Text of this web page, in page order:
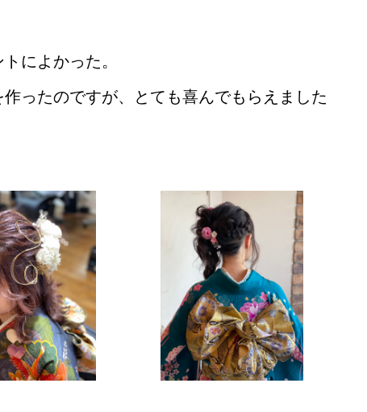
によかった。
ったのですが、とても喜んでもらえました